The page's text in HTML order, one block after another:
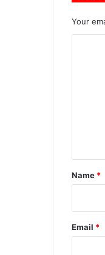
Your
*
Name *
Email *